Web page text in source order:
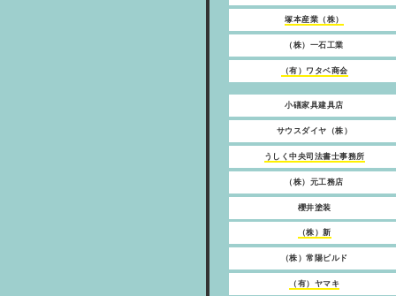
塚本産業（株）
（株）一石工業
（有）ワタベ商会
小礒家具建具店
サウスダイヤ（株）
うしく中央司法書士事務所
（株）元工務店
櫻井塗装
（株）新
（株）常陽ビルド
（有）ヤマキ